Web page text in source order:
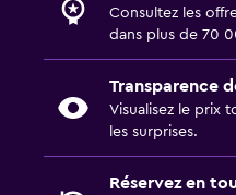
Consultez les
dans plus de 70
Transparence
Visualisez le prix
les surprises.
Réservez en